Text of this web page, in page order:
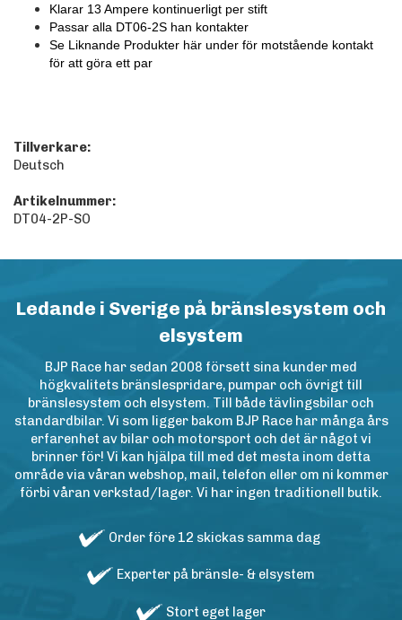
Klarar 13 Ampere kontinuerligt per stift
Passar alla DT06-2S han kontakter
Se Liknande Produkter här under för motstående kontakt
för att göra ett par
Tillverkare:
Deutsch
Artikelnummer:
DT04-2P-SO
Ledande i Sverige på bränslesystem och
elsystem
BJP Race har sedan 2008 försett sina kunder med
högkvalitets bränslespridare, pumpar och övrigt till
bränslesystem och elsystem. Till både tävlingsbilar och
standardbilar. Vi som ligger bakom BJP Race har många års
erfarenhet av bilar och motorsport och det är något vi
brinner för! Vi kan hjälpa till med det mesta inom detta
område via våran webshop, mail, telefon eller om ni kommer
förbi våran verkstad/lager. Vi har ingen traditionell butik.
Order före 12 skickas samma dag
Experter på bränsle- & elsystem
Stort eget lager